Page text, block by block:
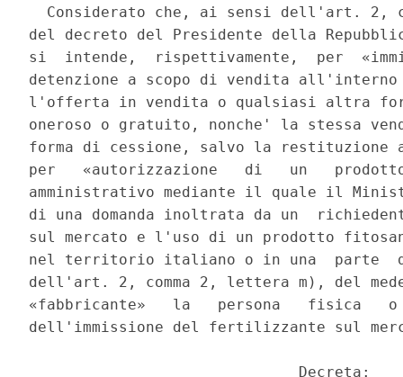
Considerato che, ai sensi dell'art. 2,
del decreto del Presidente della
si  intende,  rispettivamente,  per
detenzione a scopo di vendita all'interno
l'offerta in vendita o qualsiasi altra
oneroso o gratuito, nonche' la stessa
forma di cessione, salvo la restituzione
per   «autorizzazione   di   un
amministrativo mediante il quale il
di una domanda inoltrata da un
sul mercato e l'uso di un prodotto
nel territorio italiano o in una  parte
dell'art. 2, comma 2, lettera m), del
«fabbricante»   la   persona   fisica
dell'immissione del fertilizzante sul
                              Decreta: